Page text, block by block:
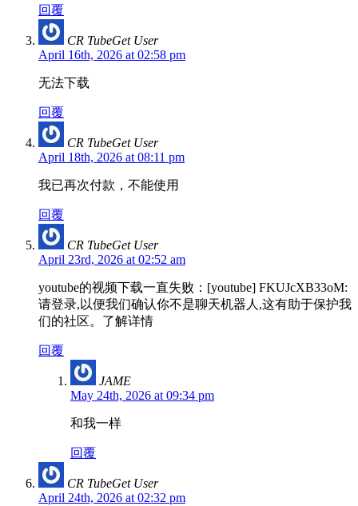
回覆
CR TubeGet User
April 16th, 2026 at 02:58 pm
无法下载
回覆
CR TubeGet User
April 18th, 2026 at 08:11 pm
我已再次付款，不能使用
回覆
CR TubeGet User
April 23rd, 2026 at 02:52 am
youtube的视频下载一直失败：[youtube] FKUJcXB33oM:
请登录,以便我们确认你不是聊天机器人,这有助于保护我
们的社区。了解详情
回覆
JAME
May 24th, 2026 at 09:34 pm
和我一样
回覆
CR TubeGet User
April 24th, 2026 at 02:32 pm